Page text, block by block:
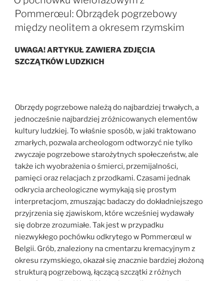
Pommerœul: Obrządek pogrzebowy
między neolitem a okresem rzymskim
UWAGA! ARTYKUŁ ZAWIERA ZDJĘCIA
SZCZĄTKÓW LUDZKICH
Obrzędy pogrzebowe należą do najbardziej trwałych, a
jednocześnie najbardziej zróżnicowanych elementów
kultury ludzkiej. To właśnie sposób, w jaki traktowano
zmarłych, pozwala archeologom odtworzyć nie tylko
zwyczaje pogrzebowe starożytnych społeczeństw, ale
także ich wyobrażenia o śmierci, przemijalności,
pamięci oraz relacjach z przodkami. Czasami jednak
odkrycia archeologiczne wymykają się prostym
interpretacjom, zmuszając badaczy do dokładniejszego
przyjrzenia się zjawiskom, które wcześniej wydawały
się dobrze zrozumiałe. Tak jest w przypadku
niezwykłego pochówku odkrytego w Pommerœul w
Belgii. Grób, znaleziony na cmentarzu kremacyjnym z
okresu rzymskiego, okazał się znacznie bardziej złożoną
strukturą pogrzebową, łączącą szczątki z różnych